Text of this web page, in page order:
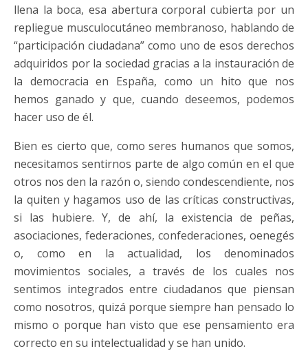
llena la boca, esa abertura corporal cubierta por un
repliegue musculocutáneo membranoso, hablando de
“participación ciudadana” como uno de esos derechos
adquiridos por la sociedad gracias a la instauración de
la democracia en España, como un hito que nos
hemos ganado y que, cuando deseemos, podemos
hacer uso de él.
Bien es cierto que, como seres humanos que somos,
necesitamos sentirnos parte de algo común en el que
otros nos den la razón o, siendo condescendiente, nos
la quiten y hagamos uso de las críticas constructivas,
si las hubiere. Y, de ahí, la existencia de peñas,
asociaciones, federaciones, confederaciones, oenegés
o, como en la actualidad, los denominados
movimientos sociales, a través de los cuales nos
sentimos integrados entre ciudadanos que piensan
como nosotros, quizá porque siempre han pensado lo
mismo o porque han visto que ese pensamiento era
correcto en su intelectualidad y se han unido.